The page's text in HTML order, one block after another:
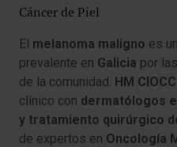
Cáncer de Piel
El melanoma maligno es
prevalente en Galicia por
de la comunidad. HM
clínico con dermatólogos
y tratamiento quirúrgico
de expertos en Oncología